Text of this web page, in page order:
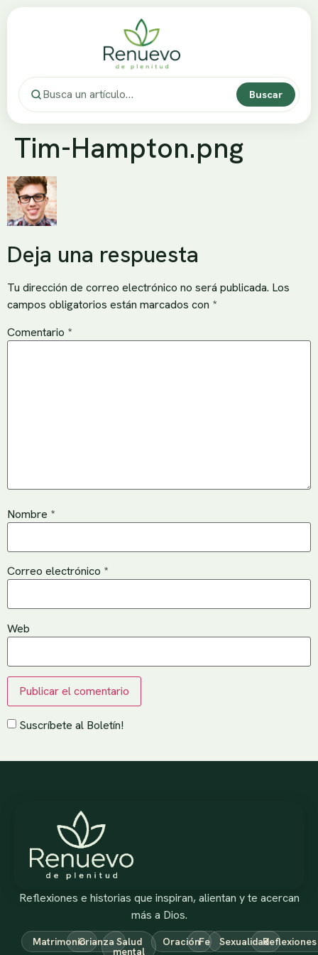
Buscar
Tim-Hampton.png
Deja una respuesta
Tu dirección de correo electrónico no será publicada. Los
campos obligatorios están marcados con *
Comentario *
Nombre *
Correo electrónico *
Web
Suscríbete al Boletín!
Reflexiones e historias que inspiran, alientan y te acercan
más a Dios.
MatrimonioCrianza Salud
mental
OraciónFe SexualidadReflexiones